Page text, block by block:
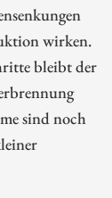
wirken.
bleibt der
sind noch